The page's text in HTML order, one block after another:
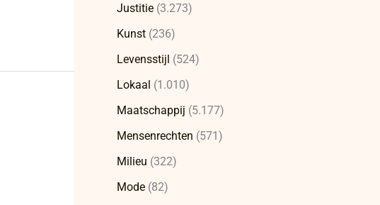
Justitie (3.273)
Kunst (236)
Levensstijl (524)
Lokaal (1.010)
Maatschappij (5.177)
Mensenrechten (571)
Milieu (322)
Mode (82)